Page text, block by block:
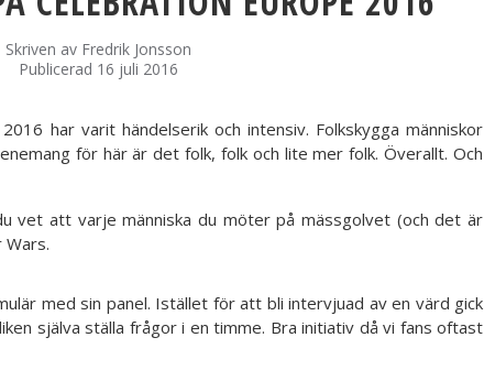
Skriven av Fredrik Jonsson
Publicerad 16 juli 2016
har varit händelserik och intensiv. Folkskygga människor
för här är det folk, folk och lite mer folk. Överallt. Och
vet att varje människa du möter på mässgolvet (och det är
med sin panel. Istället för att bli intervjuad av en värd gick
själva ställa frågor i en timme. Bra initiativ då vi fans oftast